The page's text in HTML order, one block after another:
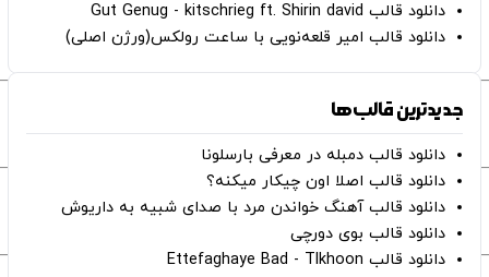
دانلود قالب Gut Genug - kitschrieg ft. Shirin david
دانلود قالب امیر قلعه‌نویی با ساعت رولکس(ورژن اصلی)
جدیدترین قالب‌ها
دانلود قالب دمبله در معرفی بارسلونا
دانلود قالب اصلا اون چیکار میکنه؟
دانلود قالب آهنگ خواندن مرد با صدای شبیه به داریوش
دانلود قالب بوی دورچی
دانلود قالب Ettefaghaye Bad - Tlkhoon